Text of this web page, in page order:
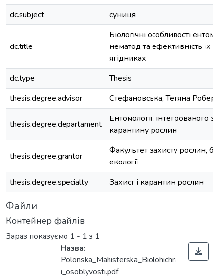
dc.subject
суниця
dc.title
Біологічні особливості
нематод та ефективність їх
ягідниках
dc.type
Thesis
thesis.degree.advisor
Стефановська, Тетяна
thesis.degree.departament
Ентомології, інтегрованого
карантину рослин
thesis.degree.grantor
Факультет захисту рослин,
екології
thesis.degree.specialty
Захист і карантин рослин
Файли
Контейнер файлів
Зараз показуємо 1 - 1 з 1
Назва:
Polonska_Mahisterska_Biolohichn
i_osoblyvosti.pdf